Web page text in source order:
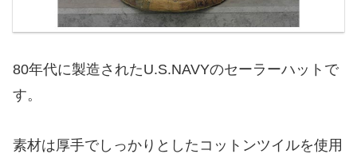
80年代に製造されたU.S.NAVYのセーラーハットで
す。
素材は厚手でしっかりとしたコットンツイルを使用